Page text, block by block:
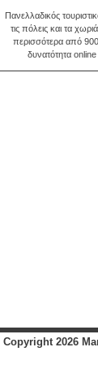
Πανελλαδικός
τις πόλεις και τα
περισσότερα από
δυνατότητα
Copyright 2026